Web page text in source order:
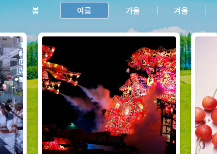
봄 여름 가을 겨울
https://www.visit-
hokkaido.jp/kr/event/detail_11151.ht
ml ml